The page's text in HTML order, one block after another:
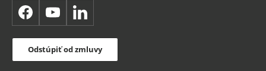
FacebookYouTubeLinkedIn
Odstúpiť od zmluvy